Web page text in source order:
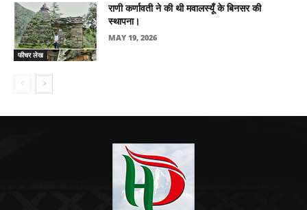
फीचर लेख
राणी कर्णावती ने की थी मवालस्यूँ के बिनसर की
स्थापना।
MAY 19, 2026